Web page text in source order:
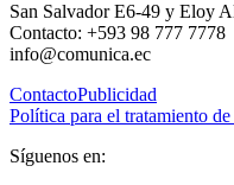
San Salvador E6-49 y Eloy
Contacto: +593 98 777 7778
info@comunica.ec
ContactoPublicidad
Política para el tratamiento de
Síguenos en: